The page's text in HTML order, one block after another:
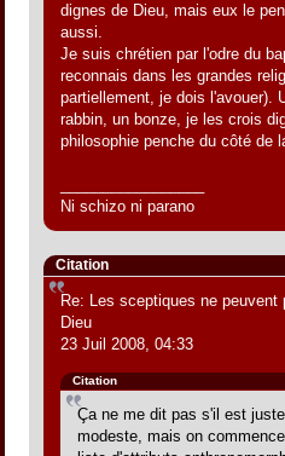
dignes de Dieu, mais eux le
aussi.
Je suis chrétien par l'odre du
reconnais dans les grandes
partiellement, je dois l'avouer).
rabbin, un bonze, je les crois
philosophie penche du côté de
Ni schizo ni parano
Citation
Re: Les sceptiques ne peuvent
Dieu
23 Juil 2008, 04:33
Citation
Ça ne me dit pas s'il est
modeste, mais on